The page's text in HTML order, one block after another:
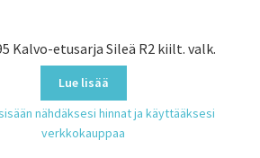
Kalvo-etusarja Sileä R2 kiilt. valk.
Lue lisää
nähdäksesi hinnat ja käyttääksesi
verkkokauppaa